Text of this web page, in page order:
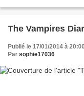
The Vampires
Publié le 17/01/2014 à
Par sophie17036